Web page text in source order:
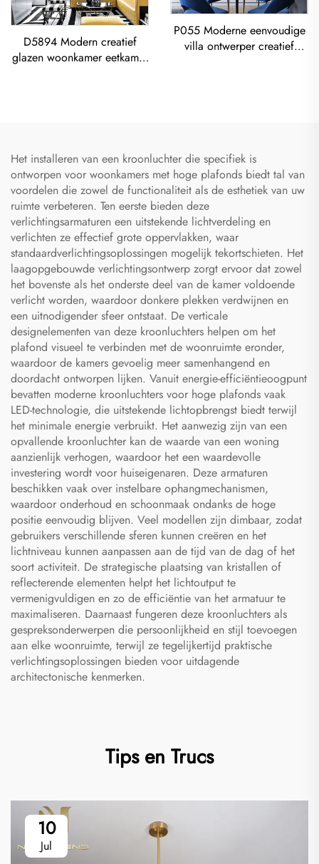
D5894 Modern creatief
glazen woonkamer eetkamer
P055 Moderne eenvoudige
villa ontwerper creatief
Het installeren van een kroonluchter die specifiek is
ontworpen voor woonkamers met hoge plafonds biedt tal van
voordelen die zowel de functionaliteit als de esthetiek van uw
ruimte verbeteren. Ten eerste bieden deze
verlichtingsarmaturen een uitstekende lichtverdeling en
verlichten ze effectief grote oppervlakken, waar
standaardverlichtingsoplossingen mogelijk tekortschieten. Het
laagopgebouwde verlichtingsontwerp zorgt ervoor dat zowel
het bovenste als het onderste deel van de kamer voldoende
verlicht worden, waardoor donkere plekken verdwijnen en
een uitnodigender sfeer ontstaat. De verticale
designelementen van deze kroonluchters helpen om het
plafond visueel te verbinden met de woonruimte eronder,
waardoor de kamers gevoelig meer samenhangend en
doordacht ontworpen lijken. Vanuit energie-efficiëntieoogpunt
bevatten moderne kroonluchters voor hoge plafonds vaak
LED-technologie, die uitstekende lichtopbrengst biedt terwijl
het minimale energie verbruikt. Het aanwezig zijn van een
opvallende kroonluchter kan de waarde van een woning
aanzienlijk verhogen, waardoor het een waardevolle
investering wordt voor huiseigenaren. Deze armaturen
beschikken vaak over instelbare ophangmechanismen,
waardoor onderhoud en schoonmaak ondanks de hoge
positie eenvoudig blijven. Veel modellen zijn dimbaar, zodat
gebruikers verschillende sferen kunnen creëren en het
lichtniveau kunnen aanpassen aan de tijd van de dag of het
soort activiteit. De strategische plaatsing van kristallen of
reflecterende elementen helpt het lichtoutput te
vermenigvuldigen en zo de efficiëntie van het armatuur te
maximaliseren. Daarnaast fungeren deze kroonluchters als
gespreksonderwerpen die persoonlijkheid en stijl toevoegen
aan elke woonruimte, terwijl ze tegelijkertijd praktische
verlichtingsoplossingen bieden voor uitdagende
architectonische kenmerken.
Tips en Trucs
10
Jul